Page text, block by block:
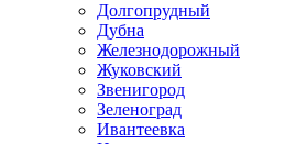
Долгопрудный
Дубна
Железнодорожный
Жуковский
Звенигород
Зеленоград
Ивантеевка